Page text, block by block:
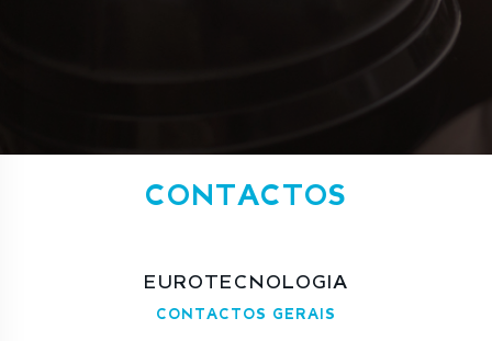
CONTACTOS
EUROTECNOLOGIA
CONTACTOS GERAIS